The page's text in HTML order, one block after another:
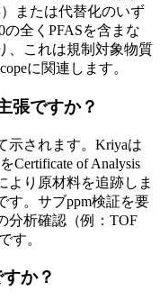
または代替化のいず
全くPFASを含まな
、これは規制対象物質
に関連します。
張ですか？
示されます。Kriyaは
Certificate of Analysis
より原材料を追跡しま
す。サブppm検証を要
分析確認（例：TOF
す。
か？